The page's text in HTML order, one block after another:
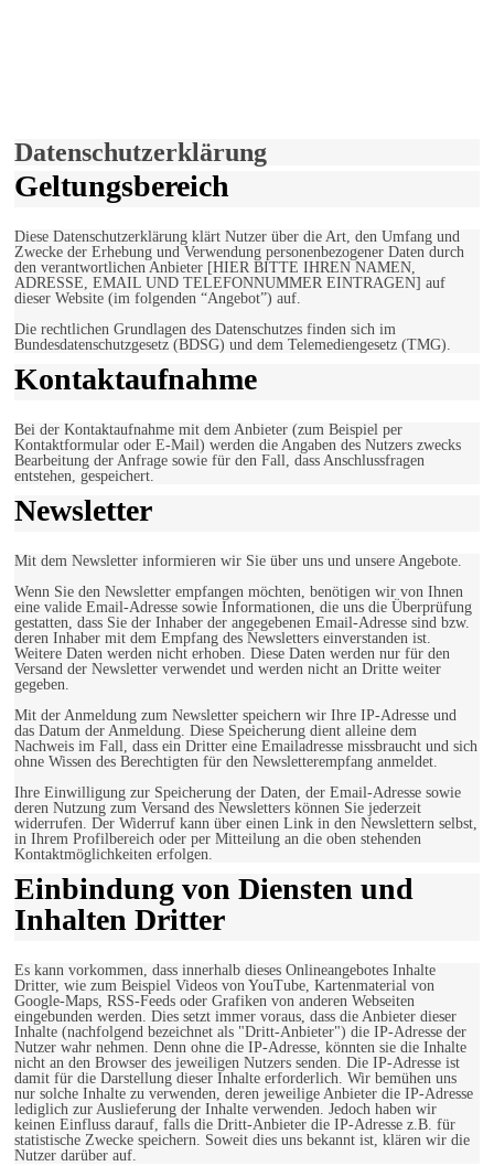
Datenschutzerklärung
Geltungsbereich
Diese Datenschutzerklärung klärt Nutzer über die Art, den Umfang und
Zwecke der Erhebung und Verwendung personenbezogener Daten durch
den verantwortlichen Anbieter [HIER BITTE IHREN NAMEN,
ADRESSE, EMAIL UND TELEFONNUMMER EINTRAGEN] auf
dieser Website (im folgenden “Angebot”) auf.
Die rechtlichen Grundlagen des Datenschutzes finden sich im
Bundesdatenschutzgesetz (BDSG) und dem Telemediengesetz (TMG).
Kontaktaufnahme
Bei der Kontaktaufnahme mit dem Anbieter (zum Beispiel per
Kontaktformular oder E-Mail) werden die Angaben des Nutzers zwecks
Bearbeitung der Anfrage sowie für den Fall, dass Anschlussfragen
entstehen, gespeichert.
Newsletter
Mit dem Newsletter informieren wir Sie über uns und unsere Angebote.
Wenn Sie den Newsletter empfangen möchten, benötigen wir von Ihnen
eine valide Email-Adresse sowie Informationen, die uns die Überprüfung
gestatten, dass Sie der Inhaber der angegebenen Email-Adresse sind bzw.
deren Inhaber mit dem Empfang des Newsletters einverstanden ist.
Weitere Daten werden nicht erhoben. Diese Daten werden nur für den
Versand der Newsletter verwendet und werden nicht an Dritte weiter
gegeben.
Mit der Anmeldung zum Newsletter speichern wir Ihre IP-Adresse und
das Datum der Anmeldung. Diese Speicherung dient alleine dem
Nachweis im Fall, dass ein Dritter eine Emailadresse missbraucht und sich
ohne Wissen des Berechtigten für den Newsletterempfang anmeldet.
Ihre Einwilligung zur Speicherung der Daten, der Email-Adresse sowie
deren Nutzung zum Versand des Newsletters können Sie jederzeit
widerrufen. Der Widerruf kann über einen Link in den Newslettern selbst,
in Ihrem Profilbereich oder per Mitteilung an die oben stehenden
Kontaktmöglichkeiten erfolgen.
Einbindung von Diensten und
Inhalten Dritter
Es kann vorkommen, dass innerhalb dieses Onlineangebotes Inhalte
Dritter, wie zum Beispiel Videos von YouTube, Kartenmaterial von
Google-Maps, RSS-Feeds oder Grafiken von anderen Webseiten
eingebunden werden. Dies setzt immer voraus, dass die Anbieter dieser
Inhalte (nachfolgend bezeichnet als "Dritt-Anbieter") die IP-Adresse der
Nutzer wahr nehmen. Denn ohne die IP-Adresse, könnten sie die Inhalte
nicht an den Browser des jeweiligen Nutzers senden. Die IP-Adresse ist
damit für die Darstellung dieser Inhalte erforderlich. Wir bemühen uns
nur solche Inhalte zu verwenden, deren jeweilige Anbieter die IP-Adresse
lediglich zur Auslieferung der Inhalte verwenden. Jedoch haben wir
keinen Einfluss darauf, falls die Dritt-Anbieter die IP-Adresse z.B. für
statistische Zwecke speichern. Soweit dies uns bekannt ist, klären wir die
Nutzer darüber auf.